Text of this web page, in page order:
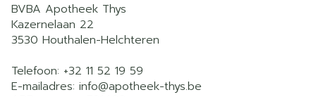
BVBA Apotheek Thys
Kazernelaan 22
3530 Houthalen-Helchteren
Telefoon: +32 11 52 19 59
E-mailadres: info@apotheek-thys.be